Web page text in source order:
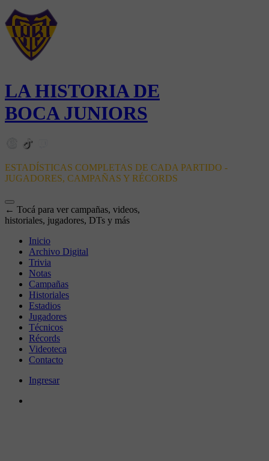
LA HISTORIA DE
BOCA JUNIORS
ESTADÍSTICAS COMPLETAS DE CADA PARTIDO -
JUGADORES, CAMPAÑAS Y RÉCORDS
← Tocá para ver campañas, videos,
historiales, jugadores, DTs y más
Inicio
Archivo Digital
Trivia
Notas
Campañas
Historiales
Estadios
Jugadores
Técnicos
Récords
Videoteca
Contacto
Ingresar